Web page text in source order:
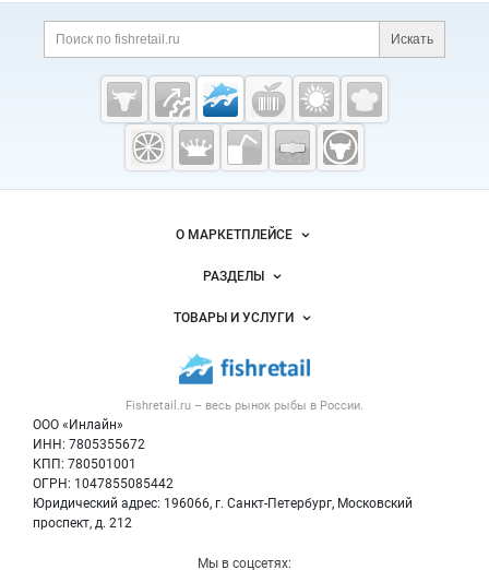
Дополнительная информация
Поиск по сайту и
Искать
Cсылки на полезные проекты
Fishretail.ru —
рыба,
морепродукты
Важные разделы и контакты
Fishretail.ru – весь рынок рыбы в России.
ООО «Инлайн»
ИНН: 7805355672
КПП: 780501001
ОГРН: 1047855085442
Юридический адрес: 196066, г. Санкт-Петербург, Московский
проспект, д. 212
Навигация по сайтуО МАРКЕТПЛЕЙСЕ
Новости Fishretail.ru
Размещение рекламы
Публичная оферта
Контактная информация
Политика обработки персональных данных
РАЗДЕЛЫ
Объявления
Новости рынка
Блог
ТОВАРЫ И УСЛУГИ
Рыба
Икра
Мы в соцсетях: